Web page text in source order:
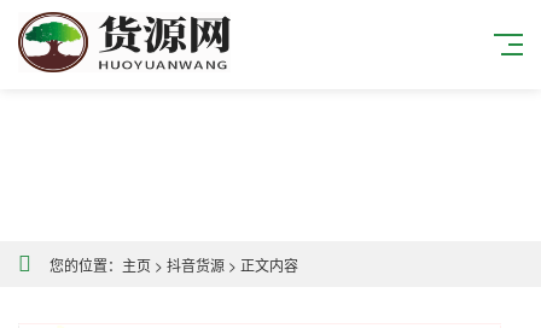
您的位置： 主页 > 抖音货源 > 正文内容